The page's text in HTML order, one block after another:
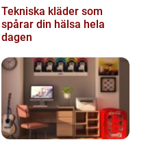
Tekniska kläder som
spårar din hälsa hela
dagen